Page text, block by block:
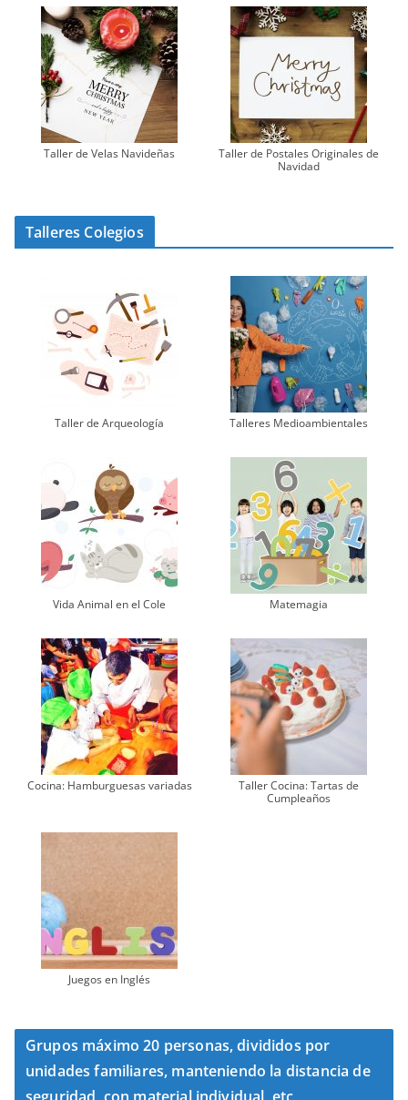
Taller de Velas Navideñas
Taller de Postales Originales de
Navidad
Talleres Colegios
Taller de Arqueología Talleres Medioambientales
Vida Animal en el Cole Matemagia
Cocina: Hamburguesas variadas
Taller Cocina: Tartas de
Cumpleaños
Juegos en Inglés
Grupos máximo 20 personas, divididos por
unidades familiares, manteniendo la distancia de